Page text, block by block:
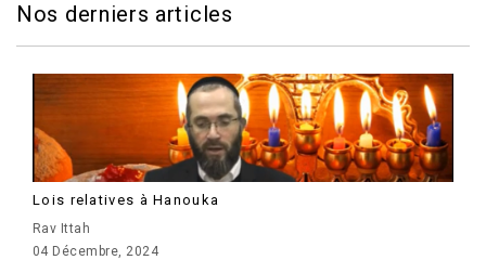
Nos derniers articles
Lois relatives à Hanouka
Rav Ittah
04 Décembre, 2024